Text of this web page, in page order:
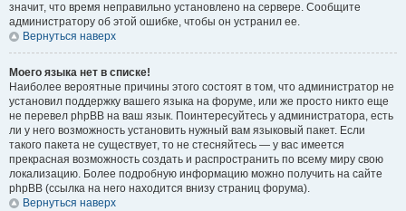
значит, что время неправильно установлено на сервере. Сообщите
администратору об этой ошибке, чтобы он устранил ее.
Вернуться наверх
Моего языка нет в списке!
Наиболее вероятные причины этого состоят в том, что администратор не
установил поддержку вашего языка на форуме, или же просто никто еще
не перевел phpBB на ваш язык. Поинтересуйтесь у администратора, есть
ли у него возможность установить нужный вам языковый пакет. Если
такого пакета не существует, то не стесняйтесь — у вас имеется
прекрасная возможность создать и распространить по всему миру свою
локализацию. Более подробную информацию можно получить на сайте
phpBB (ссылка на него находится внизу страниц форума).
Вернуться наверх